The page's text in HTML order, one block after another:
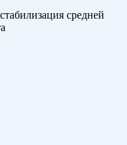
средней